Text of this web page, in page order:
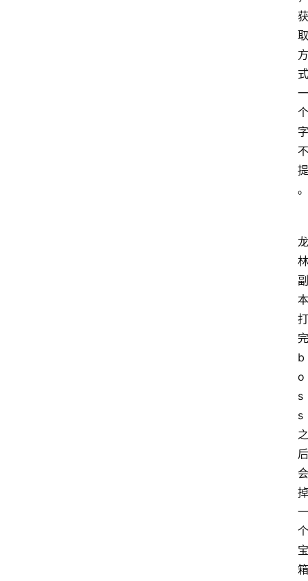
获
取
方
式
一
个
字
不
提
。
龙
林
副
本
打
完
b
o
s
s
之
后
会
掉
一
个
宝
箱